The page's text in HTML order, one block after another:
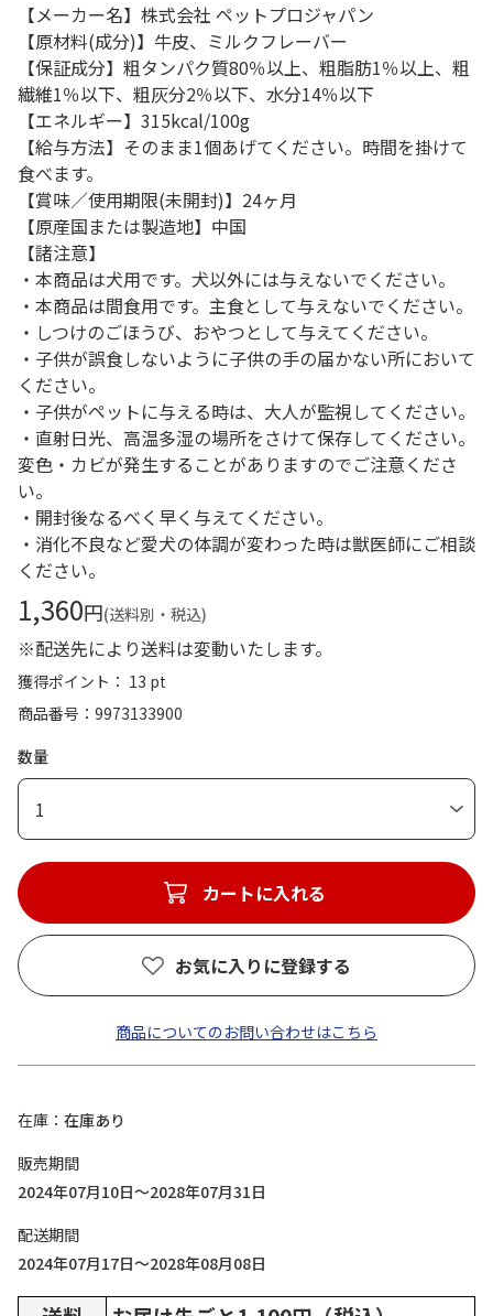
【メーカー名】株式会社 ペットプロジャパン
【原材料(成分)】牛皮、ミルクフレーバー
【保証成分】粗タンパク質80％以上、粗脂肪1％以上、粗
繊維1％以下、粗灰分2％以下、水分14％以下
【エネルギー】315kcal/100g
【給与方法】そのまま1個あげてください。時間を掛けて
食べます。
【賞味／使用期限(未開封)】24ヶ月
【原産国または製造地】中国
【諸注意】
・本商品は犬用です。犬以外には与えないでください。
・本商品は間食用です。主食として与えないでください。
・しつけのごほうび、おやつとして与えてください。
・子供が誤食しないように子供の手の届かない所において
ください。
・子供がペットに与える時は、大人が監視してください。
・直射日光、高温多湿の場所をさけて保存してください。
変色・カビが発生することがありますのでご注意くださ
い。
・開封後なるべく早く与えてください。
・消化不良など愛犬の体調が変わった時は獣医師にご相談
ください。
1,360円(送料別・税込)
※配送先により送料は変動いたします。
獲得ポイント： 13 pt
商品番号
9973133900
数量
1
カートに入れる
お気に入りに登録する
商品についてのお問い合わせはこちら
在庫
在庫あり
販売期間
2024年07月10日～2028年07月31日
配送期間
2024年07月17日～2028年08月08日